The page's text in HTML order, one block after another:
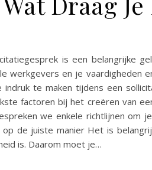
is een belangrijke
werkgevers en je vaardigheden
indruk te maken tijdens een
factoren bij het creëren van
we enkele richtlijnen om
op de juiste manier Het is
is. Daarom moet je…